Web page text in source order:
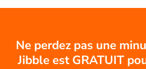
Ne perdez pas une
Jibble est GRATUIT